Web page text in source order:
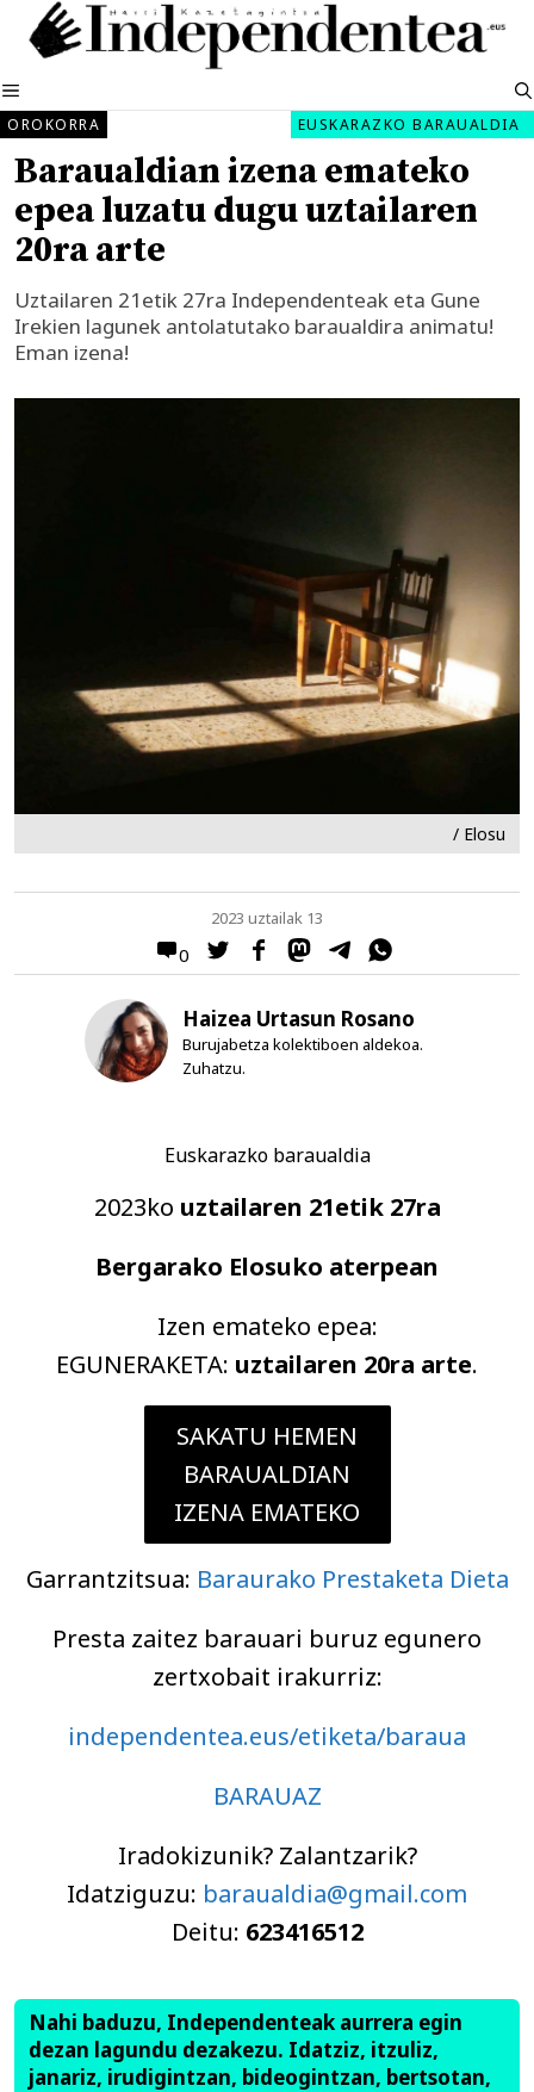
Edukira
salto
MENUA
OROKORRA EUSKARAZKO BARAUALDIA
Baraualdian izena emateko
epea luzatu dugu uztailaren
20ra arte
Uztailaren 21etik 27ra Independenteak eta Gune
Irekien lagunek antolatutako baraualdira animatu!
Eman izena!
/ Elosu
0
2023 uztailak 13
Haizea Urtasun Rosano
Burujabetza kolektiboen aldekoa.
Zuhatzu.
Euskarazko baraualdia
2023ko uztailaren 21etik 27ra
Bergarako Elosuko aterpean
Izen emateko epea:
EGUNERAKETA: uztailaren 20ra arte.
SAKATU HEMEN
BARAUALDIAN
IZENA EMATEKO
Garrantzitsua: Baraurako Prestaketa Dieta
Presta zaitez barauari buruz egunero
zertxobait irakurriz:
independentea.eus/etiketa/baraua
BARAUAZ
Iradokizunik? Zalantzarik?
Idatziguzu: baraualdia@gmail.com
Deitu: 623416512
Nahi baduzu, Independenteak aurrera egin
dezan lagundu dezakezu. Idatziz, itzuliz,
janariz, irudigintzan, bideogintzan, bertsotan,